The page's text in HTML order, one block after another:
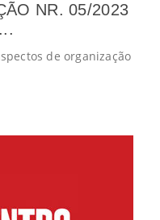
NR. 05/2023
de organização